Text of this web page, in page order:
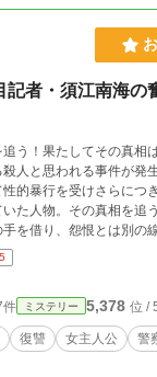
者・須江南海の
う！果たしてその真相
人と思われる事件が発
的暴行を受けさらにつ
た人物。その真相を追
を借り、怨恨とは別の
件 ミステリー 5,378 位 /
復讐 女主人公 警